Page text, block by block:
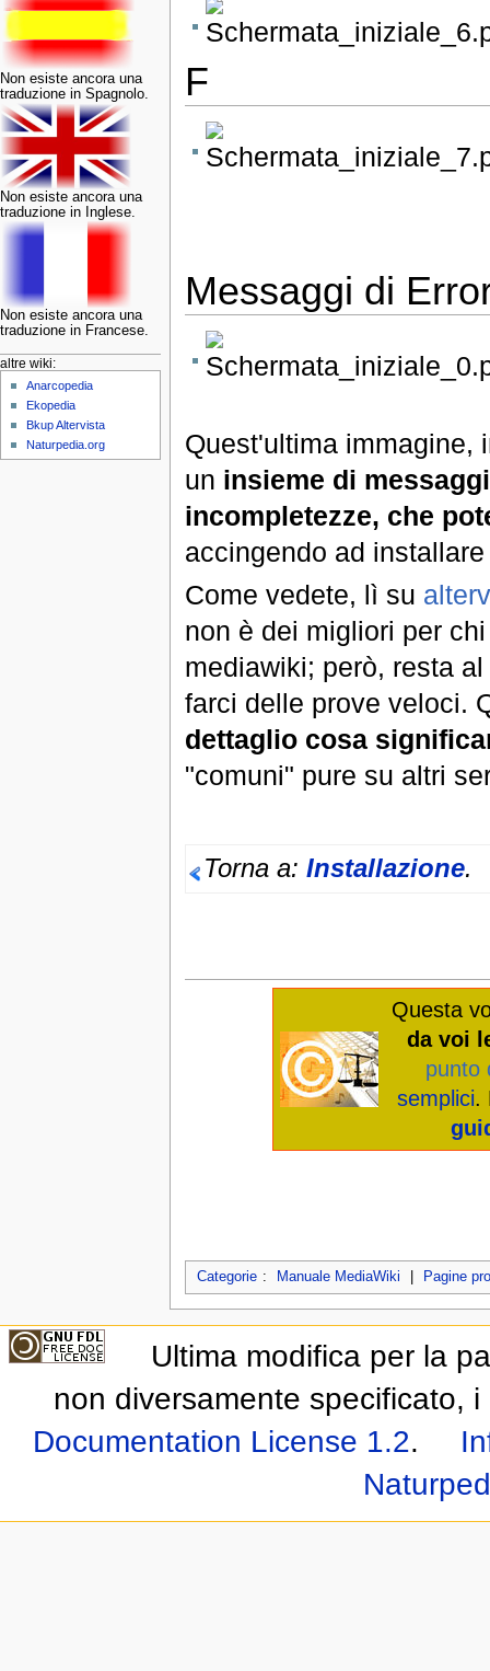
F
Messaggi di
Quest'ultima immagine,
un insieme di
incompletezze, che
accingendo ad
Come vedete, lì su
non è dei migliori per
mediawiki; però, resta
farci delle prove veloci.
dettaglio cosa
"comuni" pure su altri
Torna a: Installazione.
Questa
da voi
punto
semplici.
Categorie : Manuale MediaWiki Pagine
Non esiste ancora una
traduzione in Spagnolo.
Non esiste ancora una
traduzione in Inglese.
Non esiste ancora una
traduzione in Francese.
altre wiki:
Anarcopedia
Ekopedia
Bkup Altervista
Naturpedia.org
Ultima modifica per la
non diversamente specificato,
Documentation License 1.2.